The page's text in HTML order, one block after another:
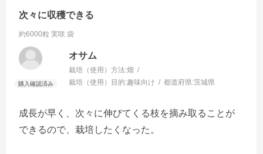
次々に収穫できる
約6000粒 実咲 袋
オサム
栽培（使用）方法:畑
栽培（使用）目的:趣味向け 都道府県:茨城県
成長が早く、次々に伸びてくる枝を摘み取ることが
できるので、栽培したくなった。